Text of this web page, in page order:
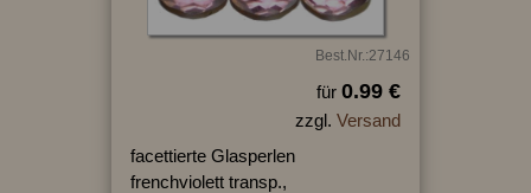
Best.Nr.:27146
für 0.99 €
zzgl. Versand
facettierte Glasperlen
frenchviolett transp.,